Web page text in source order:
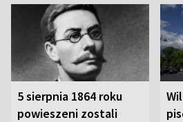
5 sierpnia 1864 roku
powieszeni zostali